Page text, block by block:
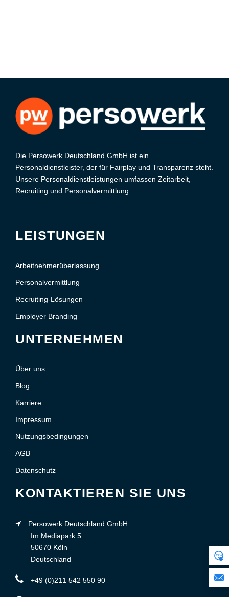
Die Persowerk Deutschland GmbH ist ein
Personaldienstleister, der für Fairplay und Transparenz steht.
Unsere Personaldienstleistungen umfassen Zeitarbeit,
Recruiting und Personalvermittlung.
LEISTUNGEN
Arbeitnehmerüberlassung
Personalvermittlung
Recruiting-Lösungen
Employer Branding
UNTERNEHMEN
Über uns
Blog
Karriere
Impressum
Nutzungsbedingungen
AGB
Datenschutz
KONTAKTIEREN SIE UNS
Persowerk Deutschland GmbH
Im Mediapark 5
50670 Köln
Deutschland
+49 (0)211 542 550 90